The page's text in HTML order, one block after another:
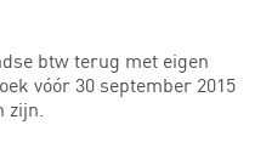
btw terug met eigen
vóór 30 september 2015